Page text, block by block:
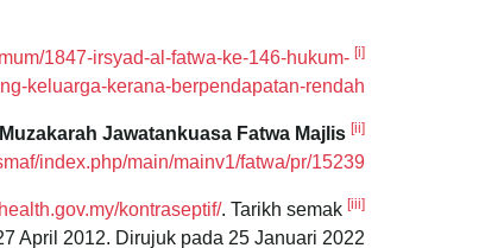
[i]
1847-irsyad-al-fatwa-ke-146-hukum-
keluarga-kerana-berpendapatan-rendah
[ii]
Muzakarah Jawatankuasa Fatwa Majlis
index.php/main/mainv1/fatwa/pr/15239
[iii]
kontraseptif/. Tarikh semak
April 2012. Dirujuk pada 25 Januari 2022.